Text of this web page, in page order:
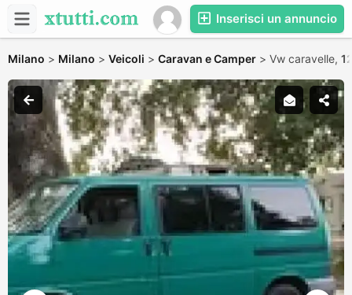
Inserisci un annuncio
Milano > Milano > Veicoli > Caravan e Camper > Vw caravelle,